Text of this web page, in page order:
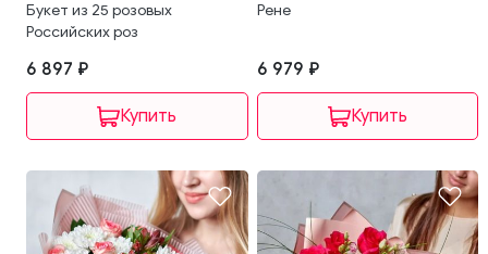
Букет из 25 розовых
Российских роз
6 897 ₽
Рене
6 979 ₽